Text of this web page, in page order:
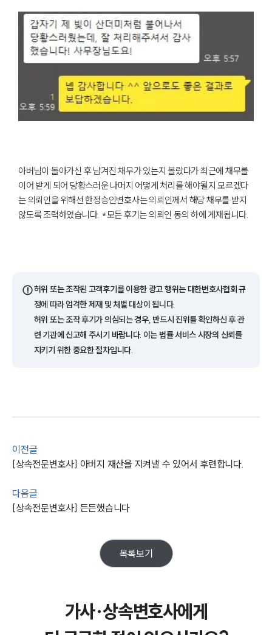
그룹소개
대륜의 강점
오시는 길
글로벌 파트너 로펌
AI대륜
아버님이 돌아가신 후 남겨진 채무가 있는지 몰랐다가 최근에 채무를
이어 받게 되어 당황스러운 나머지 어떻게 처리를 해야될지 모르겠다
는 의뢰인을 위해선 한정승인변호사는 의뢰인께서 해당 채무를 받지
않도록 조력하였습니다. *모든 후기는 의뢰인 동의 하에 게재됩니다.
⚠️허위 또는 조작된 고객후기를 이용한 광고 행위는 대한변호사협회 규
정에 따라 엄격한 제재 및 처벌 대상이 됩니다.
허위 또는 조작 후기가 의심되는 경우, 반드시 진위를 확인하신 후 관
련 기관에 신고해 주시기 바랍니다. 이는 법률 서비스 시장의 신뢰를
지키기 위한 중요한 절차입니다.
이전글
[상속전문변호사] 아버지 재산을 지켜낼 수 있어서 후련합니다.
다음글
[상속전문변호사] 든든했습니다
목록보기
가사·상속변호사에게